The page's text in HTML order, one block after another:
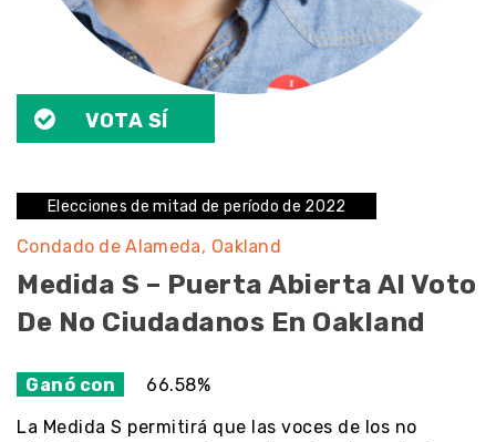
VOTA SÍ
Elecciones de mitad de período de 2022
Condado de Alameda Oakland
Medida S – Puerta Abierta Al Voto
De No Ciudadanos En Oakland
Ganó con 66.58%
La Medida S permitirá que las voces de los no